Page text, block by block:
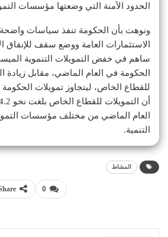
الحدود الآمنة التي وضعتها مؤسسات
ونوهت بأن الحكومة تنفذ سياسات
الاستثمارات العامة ووضع سقف للإنفاق
ساهم في خفض التمويلات التنموية
الحكومة في العام الماضي، مقابل زيادة
للقطاع الخاص، ليتجاوز تمويلات
العام الماضي من مختلف مؤسسات
التنمية.
المشاط
0